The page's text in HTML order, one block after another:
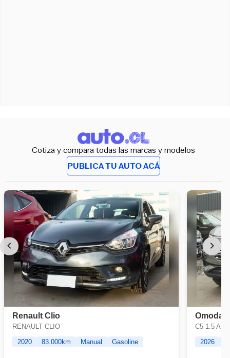
Cotiza y compara todas las marcas y modelos
PUBLICA TU AUTO ACÁ